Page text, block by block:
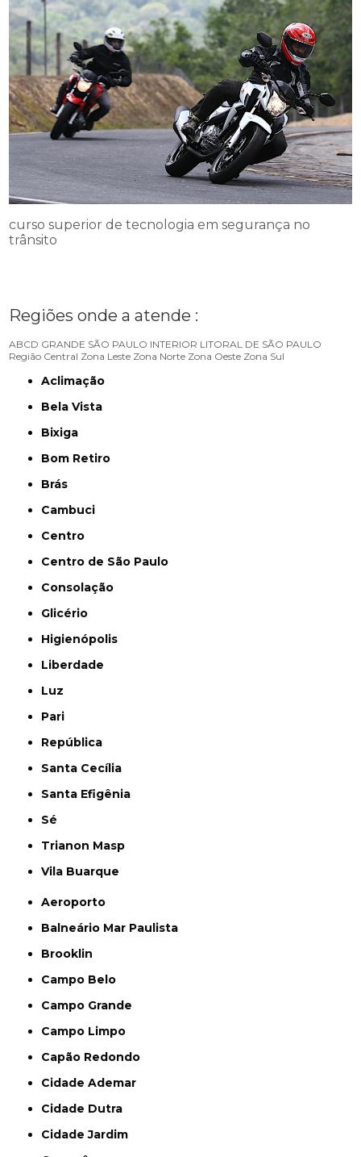
curso superior de tecnologia em segurança no
trânsito
Regiões onde a atende :
ABCD GRANDE SÃO PAULO INTERIOR LITORAL DE SÃO PAULO
Região Central Zona Leste Zona Norte Zona Oeste Zona Sul
Aclimação
Bela Vista
Bixiga
Bom Retiro
Brás
Cambuci
Centro
Centro de São Paulo
Consolação
Glicério
Higienópolis
Liberdade
Luz
Pari
República
Santa Cecília
Santa Efigênia
Sé
Trianon Masp
Vila Buarque
Aeroporto
Balneário Mar Paulista
Brooklin
Campo Belo
Campo Grande
Campo Limpo
Capão Redondo
Cidade Ademar
Cidade Dutra
Cidade Jardim